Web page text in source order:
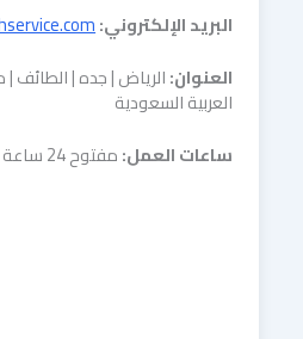
البريد الإلكتروني:
العنوان:الرياض | جده | الطائف
العربية السعودية
ساعات العمل:مفتوح 24 ساعة